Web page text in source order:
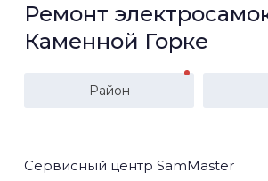
Ремонт
Каменной Горке
Район
Сервисный центр SamMaster